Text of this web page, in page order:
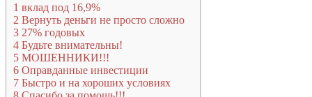
1 вклад под 16,9%
2 Вернуть деньги не просто сложно
3 27% годовых
4 Будьте внимательны!
5 МОШЕННИКИ!!!
6 Оправданные инвестиции
7 Быстро и на хороших условиях